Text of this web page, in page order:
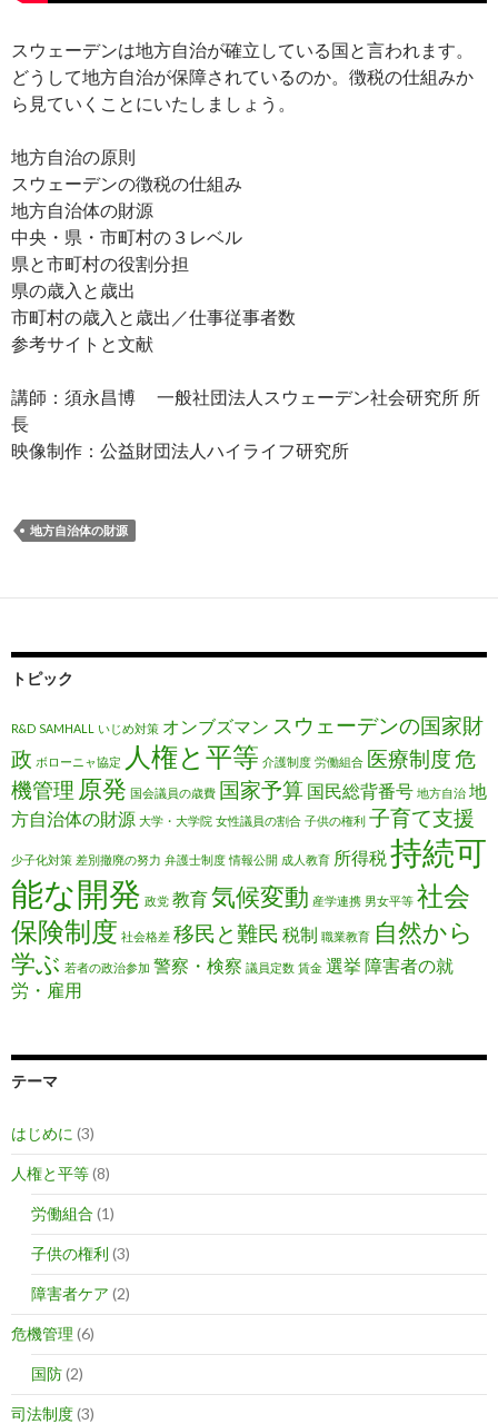
スウェーデンは地方自治が確立している国と言われます。
どうして地方自治が保障されているのか。徴税の仕組みか
ら見ていくことにいたしましょう。
地方自治の原則
スウェーデンの徴税の仕組み
地方自治体の財源
中央・県・市町村の３レベル
県と市町村の役割分担
県の歳入と歳出
市町村の歳入と歳出／仕事従事者数
参考サイトと文献
講師：須永昌博 一般社団法人スウェーデン社会研究所 所
長
映像制作：公益財団法人ハイライフ研究所
地方自治体の財源
トピック
R&D SAMHALL いじめ対策 オンブズマン スウェーデンの国家財
政 ボローニャ協定 人権と平等 介護制度 労働組合 医療制度危
機管理 原発 国会議員の歳費 国家予算 国民総背番号 地方自治 地
方自治体の財源 大学・大学院 女性議員の割合 子供の権利 子育て支援
少子化対策 差別撤廃の努力 弁護士制度 情報公開 成人教育 所得税持続可
能な開発 政党 教育気候変動 産学連携 男女平等 社会
保険制度 社会格差 移民と難民 税制 職業教育 自然から
学ぶ 若者の政治参加 警察・検察 議員定数 賃金 選挙 障害者の就
労・雇用
テーマ
はじめに (3)
人権と平等(8)
労働組合 (1)
子供の権利 (3)
障害者ケア (2)
危機管理 (6)
国防(2)
司法制度(3)